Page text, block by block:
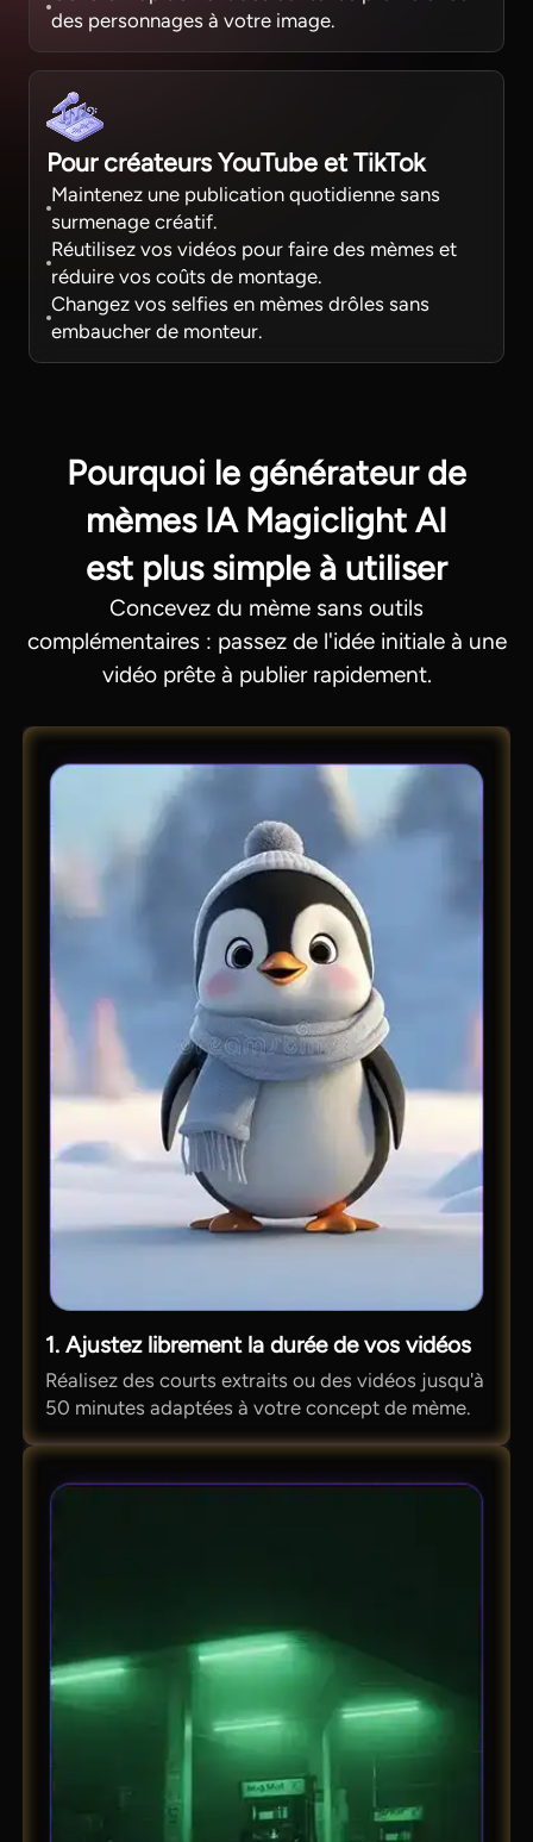
des personnages à votre image.
Pour créateurs YouTube et TikTok
Maintenez une publication quotidienne sans
surmenage créatif.
Réutilisez vos vidéos pour faire des mèmes et
réduire vos coûts de montage.
Changez vos selfies en mèmes drôles sans
embaucher de monteur.
Pourquoi le générateur de
mèmes IA Magiclight AI
est plus simple à utiliser
Concevez du mème sans outils
complémentaires : passez de l'idée initiale à une
vidéo prête à publier rapidement.
1. Ajustez librement la durée de vos vidéos
Réalisez des courts extraits ou des vidéos jusqu'à
50 minutes adaptées à votre concept de mème.